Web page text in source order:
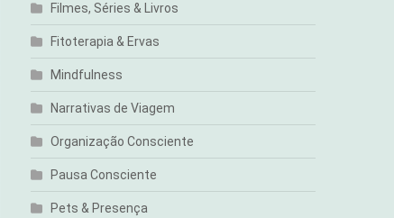
Filmes, Séries & Livros
Fitoterapia & Ervas
Mindfulness
Narrativas de Viagem
Organização Consciente
Pausa Consciente
Pets & Presença